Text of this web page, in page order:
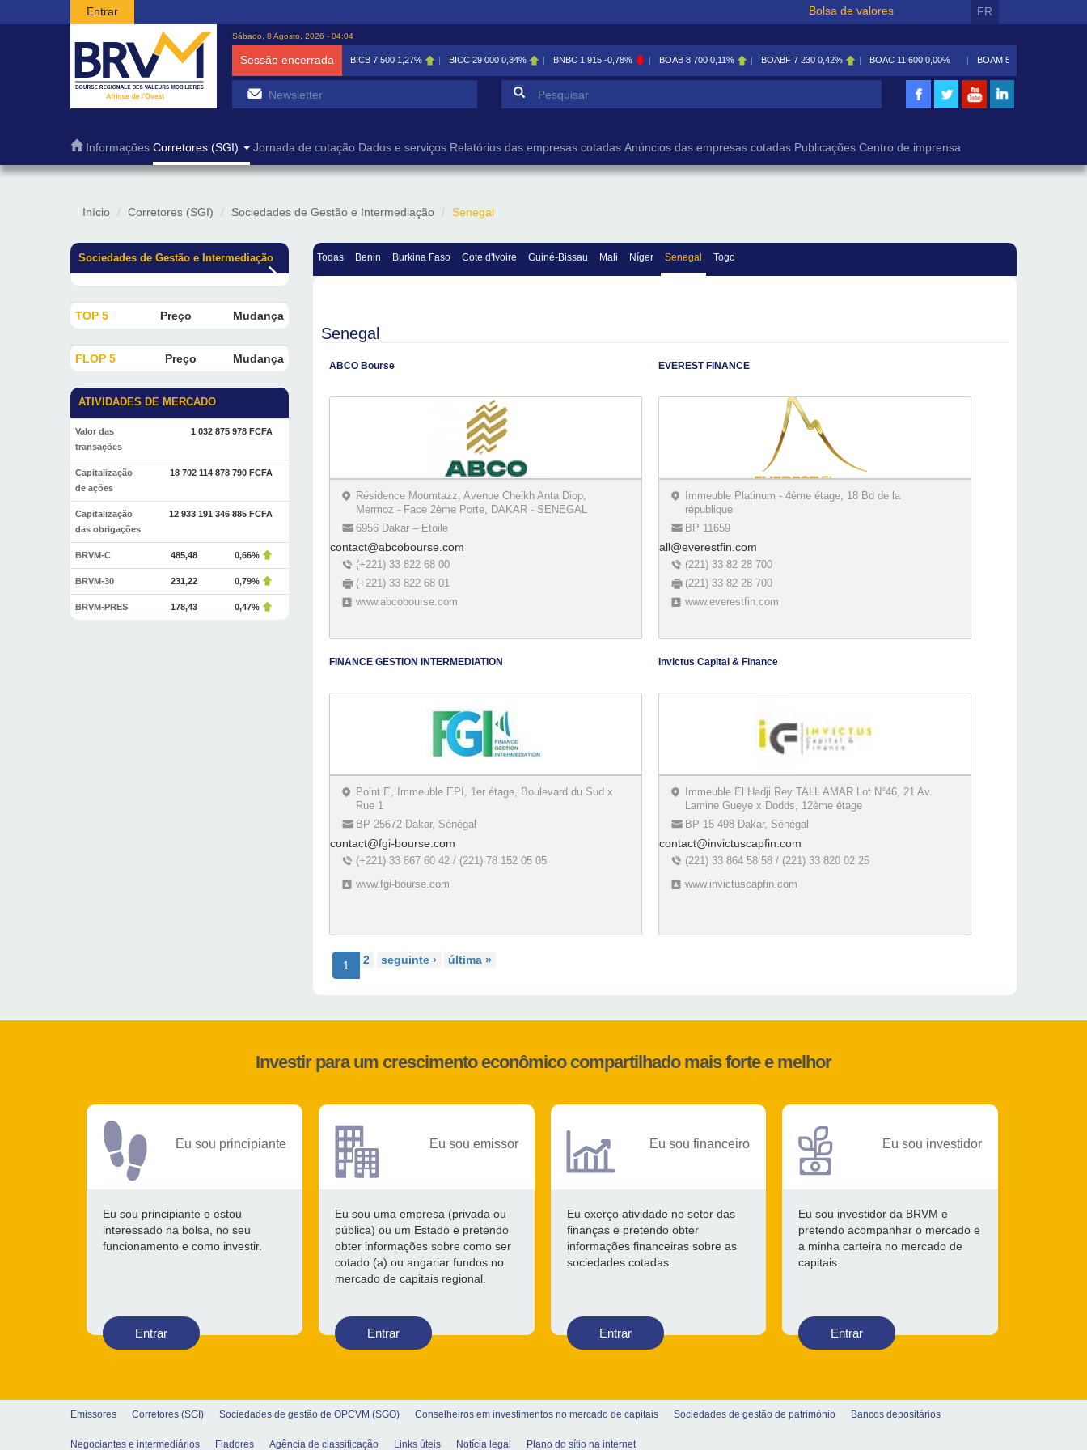
Passar para o conteúdo principal
Entrar Bolsa de valores FR
Sábado, 8 Agosto, 2026 - 04:04
Sessão encerrada BICB 7 500 1,27% BICC 29 000 0,34% BNBC 1 915 -0,78% BOAB 8 700 0,11% BOABF 7 230 0,42% BOAC 11 600 0,00% BOAM 5 585
Formulário de pesquisa
Informações Corretores (SGI) Jornada de cotação Dados e serviços Relatórios das empresas cotadas Anúncios das empresas cotadas Publicações Centro de imprensa
Início Corretores (SGI) Sociedades de Gestão e Intermediação Senegal
Sociedades de Gestão e Intermediação
TOP 5 Preço Mudança
FLOP 5 Preço Mudança
ATIVIDADES DE MERCADO
Valor das
transações
1 032 875 978 FCFA
Capitalização
de ações
18 702 114 878 790 FCFA
Capitalização
das obrigações
12 933 191 346 885 FCFA
BRVM-C 485,48 0,66%
BRVM-30 231,22 0,79%
BRVM-PRES 178,43 0,47%
Todas Benin Burkina Faso Cote d'Ivoire Guiné-Bissau Mali Níger Senegal Togo
Senegal
ABCO Bourse
Résidence Moumtazz, Avenue Cheikh Anta Diop,
Mermoz - Face 2ème Porte, DAKAR - SENEGAL
6956 Dakar – Etoile
contact@abcobourse.com
(+221) 33 822 68 00
(+221) 33 822 68 01
www.abcobourse.com
EVEREST FINANCE
Immeuble Platinum - 4ème étage, 18 Bd de la
république
BP 11659
all@everestfin.com
(221) 33 82 28 700
(221) 33 82 28 700
www.everestfin.com
FINANCE GESTION INTERMEDIATION
Point E, Immeuble EPI, 1er étage, Boulevard du Sud x
Rue 1
BP 25672 Dakar, Sénégal
contact@fgi-bourse.com
(+221) 33 867 60 42 / (221) 78 152 05 05
www.fgi-bourse.com
Invictus Capital & Finance
Immeuble El Hadji Rey TALL AMAR Lot N°46, 21 Av.
Lamine Gueye x Dodds, 12ème étage
BP 15 498 Dakar, Sénégal
contact@invictuscapfin.com
(221) 33 864 58 58 / (221) 33 820 02 25
www.invictuscapfin.com
1 2 seguinte › última »
Investir para um crescimento econômico compartilhado mais forte e melhor
Eu sou principiante
Eu sou principiante e estou
interessado na bolsa, no seu
funcionamento e como investir.
Entrar
Eu sou emissor
Eu sou uma empresa (privada ou
pública) ou um Estado e pretendo
obter informações sobre como ser
cotado (a) ou angariar fundos no
mercado de capitais regional.
Entrar
Eu sou financeiro
Eu exerço atividade no setor das
finanças e pretendo obter
informações financeiras sobre as
sociedades cotadas.
Entrar
Eu sou investidor
Eu sou investidor da BRVM e
pretendo acompanhar o mercado e
a minha carteira no mercado de
capitais.
Entrar
Emissores Corretores (SGI) Sociedades de gestão de OPCVM (SGO) Conselheiros em investimentos no mercado de capitais Sociedades de gestão de património Bancos depositários
Negociantes e intermediários Fiadores Agência de classificação Links úteis Notícia legal Plano do sítio na internet